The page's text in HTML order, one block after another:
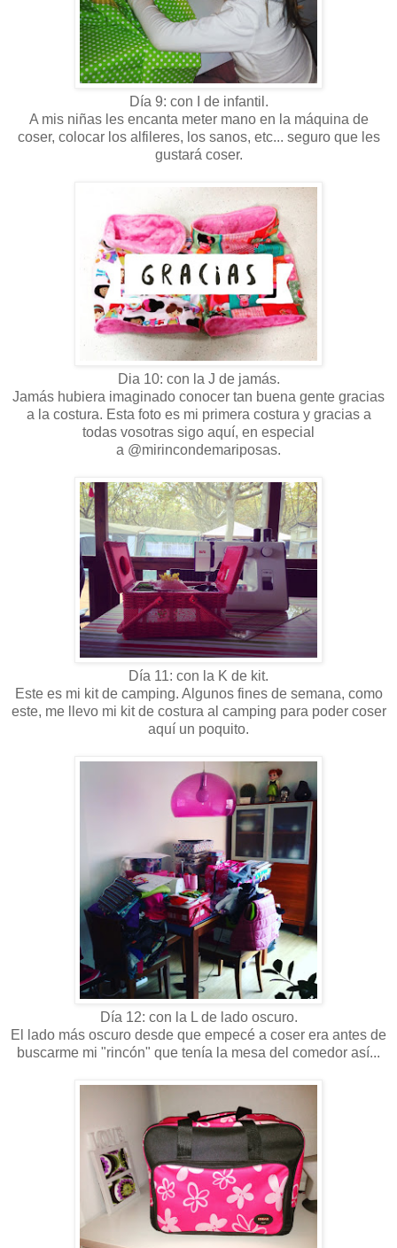
Día 9: con I de infantil.
A mis niñas les encanta meter mano en la máquina de
coser, colocar los alfileres, los sanos, etc... seguro que les
gustará coser.
Dia 10: con la J de jamás.
Jamás hubiera imaginado conocer tan buena gente gracias
a la costura. Esta foto es mi primera costura y gracias a
todas vosotras sigo aquí, en especial
a @mirincondemariposas.
Día 11: con la K de kit.
Este es mi kit de camping. Algunos fines de semana, como
este, me llevo mi kit de costura al camping para poder coser
aquí un poquito.
Día 12: con la L de lado oscuro.
El lado más oscuro desde que empecé a coser era antes de
buscarme mi "rincón" que tenía la mesa del comedor así...